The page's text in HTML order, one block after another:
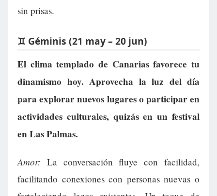
sin prisas.
♊ Géminis (21 may – 20 jun)
El clima templado de Canarias favorece tu
dinamismo hoy. Aprovecha la luz del día
para explorar nuevos lugares o participar en
actividades culturales, quizás en un festival
en Las Palmas.
Amor: La conversación fluye con facilidad,
facilitando conexiones con personas nuevas o